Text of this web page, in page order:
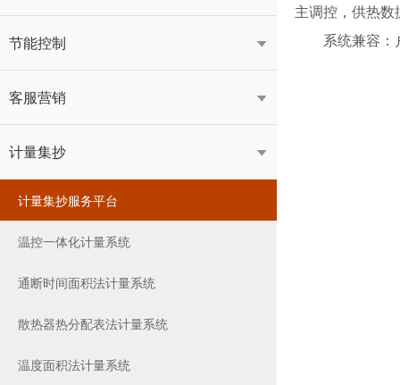
节能控制 
客服营销 
计量集抄 
计量集抄服务平台
温控一体化计量系统
通断时间面积法计量系统
散热器热分配表法计量系统
温度面积法计量系统
主调控，供热
系统兼容